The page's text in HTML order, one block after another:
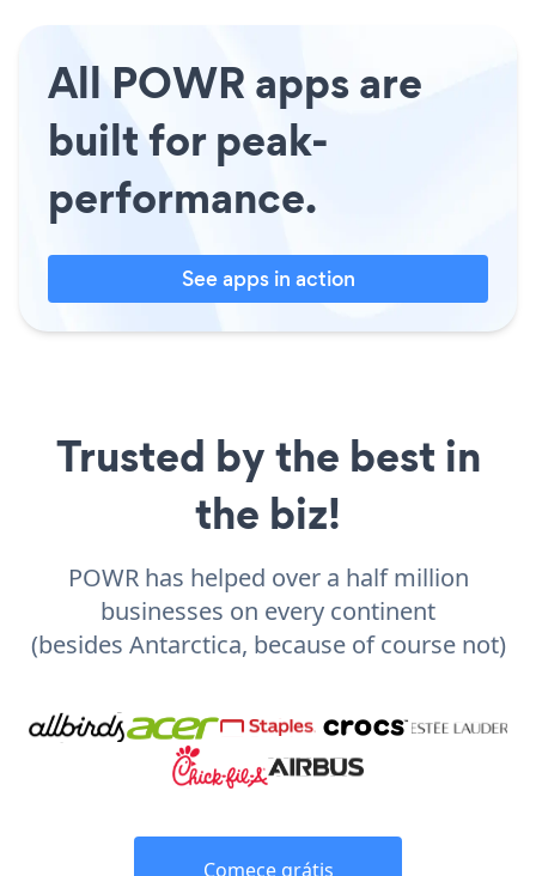
All POWR apps are
built for peak-
performance.
See apps in action
Trusted by the best in
the biz!
POWR has helped over a half million
businesses on every continent
(besides Antarctica, because of course not)
Comece grátis